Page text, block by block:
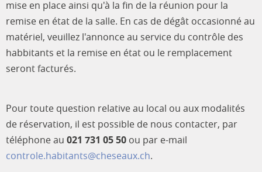
mise en place ainsi qu'à la fin de la réunion pour la
remise en état de la salle. En cas de dégât occasionné au
matériel, veuillez l'annonce au service du contrôle des
habbitants et la remise en état ou le remplacement
seront facturés.
Pour toute question relative au local ou aux modalités
de réservation, il est possible de nous contacter, par
téléphone au 021 731 05 50 ou par e-mail
controle.habitants@cheseaux.ch.